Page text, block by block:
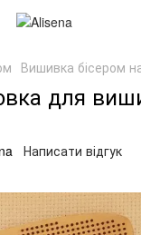
Вишивка бісером
для
Написати відгук